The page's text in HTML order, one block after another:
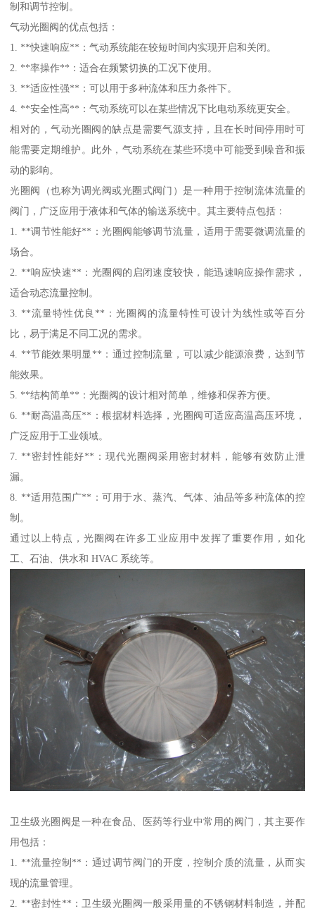
制和调节控制。
气动光圈阀的优点包括：
1. **快速响应**：气动系统能在较短时间内实现开启和关闭。
2. **率操作**：适合在频繁切换的工况下使用。
3. **适应性强**：可以用于多种流体和压力条件下。
4. **安全性高**：气动系统可以在某些情况下比电动系统更安全。
相对的，气动光圈阀的缺点是需要气源支持，且在长时间停用时可
能需要定期维护。此外，气动系统在某些环境中可能受到噪音和振
动的影响。
光圈阀（也称为调光阀或光圈式阀门）是一种用于控制流体流量的
阀门，广泛应用于液体和气体的输送系统中。其主要特点包括：
1. **调节性能好**：光圈阀能够调节流量，适用于需要微调流量的
场合。
2. **响应快速**：光圈阀的启闭速度较快，能迅速响应操作需求，
适合动态流量控制。
3. **流量特性优良**：光圈阀的流量特性可设计为线性或等百分
比，易于满足不同工况的需求。
4. **节能效果明显**：通过控制流量，可以减少能源浪费，达到节
能效果。
5. **结构简单**：光圈阀的设计相对简单，维修和保养方便。
6. **耐高温高压**：根据材料选择，光圈阀可适应高温高压环境，
广泛应用于工业领域。
7. **密封性能好**：现代光圈阀采用密封材料，能够有效防止泄
漏。
8. **适用范围广**：可用于水、蒸汽、气体、油品等多种流体的控
制。
通过以上特点，光圈阀在许多工业应用中发挥了重要作用，如化
工、石油、供水和 HVAC 系统等。
卫生级光圈阀是一种在食品、医药等行业中常用的阀门，其主要作
用包括：
1. **流量控制**：通过调节阀门的开度，控制介质的流量，从而实
现的流量管理。
2. **密封性**：卫生级光圈阀一般采用量的不锈钢材料制造，并配